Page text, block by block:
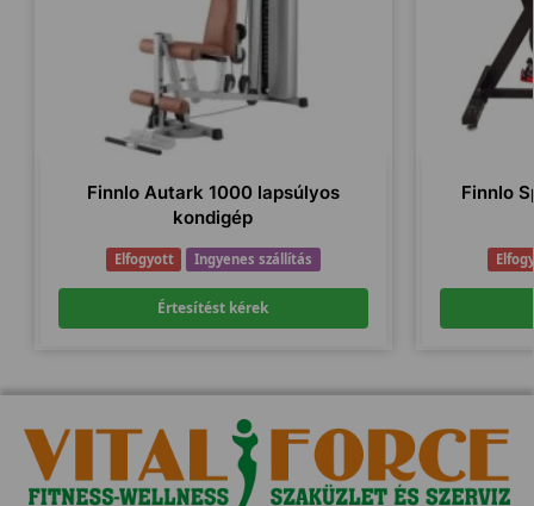
Finnlo Autark 1000 lapsúlyos
kondigép
Elfogyott Ingyenes szállítás
Értesítést kérek
Finnlo